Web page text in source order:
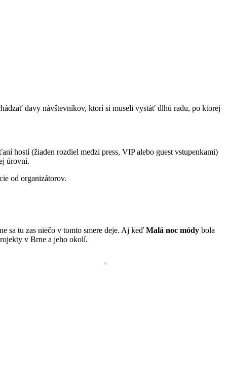
davy návštevníkov, ktorí si museli vystáť dlhú radu, po ktorej
hostí (žiaden rozdiel medzi press, VIP alebo guest vstupenkami)
úrovni.
od organizátorov.
sa tu zas niečo v tomto smere deje. Aj keď Malá noc módy bola
v Brne a jeho okolí.